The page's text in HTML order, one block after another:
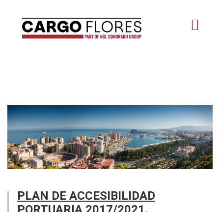
PLAN DE ACCESIBILIDAD